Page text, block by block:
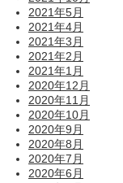
2021年5月
2021年4月
2021年3月
2021年2月
2021年1月
2020年12月
2020年11月
2020年10月
2020年9月
2020年8月
2020年7月
2020年6月